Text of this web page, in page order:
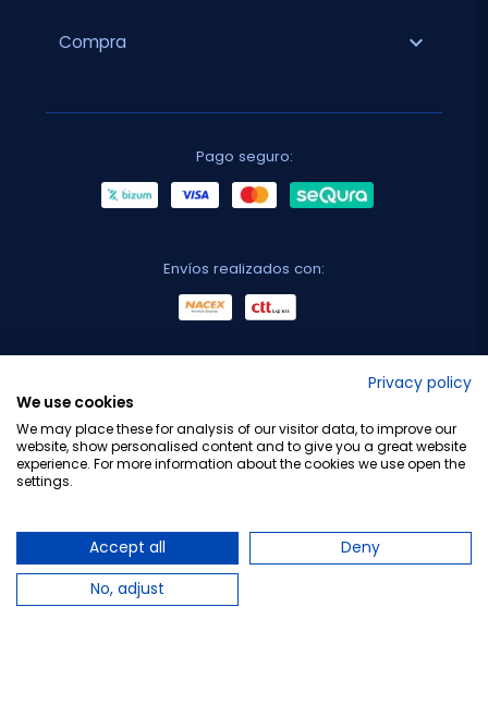
Compra expand_more
Pago seguro:
Envíos realizados con:
Privacy policy
We use cookies
We may place these for analysis of our visitor data, to improve our
website, show personalised content and to give you a great website
experience. For more information about the cookies we use open the
settings.
Accept all
Deny
No, adjust